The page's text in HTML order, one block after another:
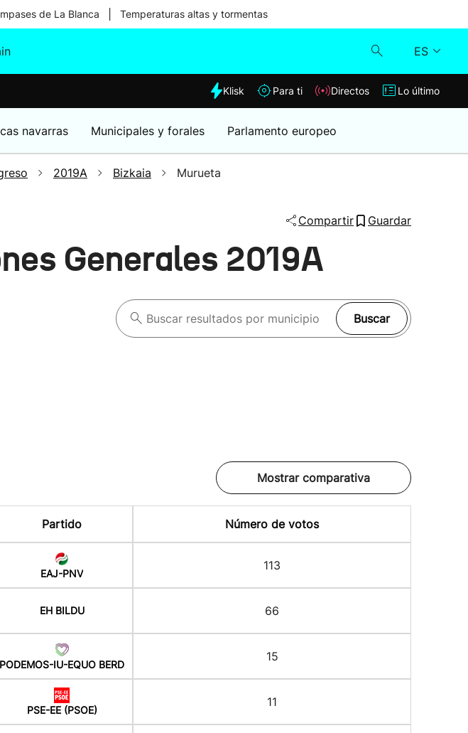
de La Blanca Temperaturas altas y tormentas
ES
Klisk
Lo último
Klisk Para ti Directos Lo último
navarras Municipales y forales Parlamento europeo
2019A Bizkaia Murueta
Compartir Guardar
Generales 2019A
Buscar
Mostrar comparativa
Partido Número de votos
EAJ-PNV
113
EH BILDU 66
PODEMOS-IU-EQUO BERD
15
PSE-EE (PSOE)
11